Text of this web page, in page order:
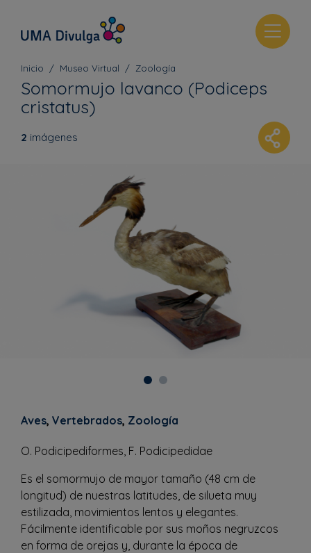
T
o
l
a
Inicio Museo Virtual Zoología
Somormujo lavanco (Podiceps
cristatus)
2 imágenes
Aves, Vertebrados, Zoología
O. Podicipediformes, F. Podicipedidae
Es el somormujo de mayor tamaño (48 cm de
longitud) de nuestras latitudes, de silueta muy
estilizada, movimientos lentos y elegantes.
Fácilmente identificable por sus moños negruzcos
en forma de orejas y, durante la época de